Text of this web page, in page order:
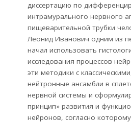
диссертацию по
интрамурального нервного
пищеварительной трубки
Леонид Иванович одним из
начал использовать
исследования процессов
эти методики с
нейтронные ансамбли в
нервной системы и
принцип» развития и
нейронов, согласно